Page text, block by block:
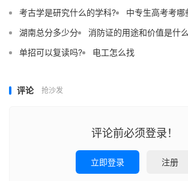
考古学是研究什么的学科?
中专生高考考哪
湖南总分多少分
消防证的用途和价值是什么
单招可以复读吗?
电工怎么找
评论 抢沙发
评论前必须登录！
立即登录 注册